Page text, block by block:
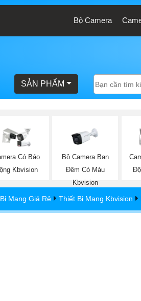
Bộ Camera
SẢN PHẨM
Có Báo
Kbvision
Bộ Camera Ban
Đêm Có Màu
Kbvision
Mạng Giá Rẻ Thiết Bị Mạng Kbvision